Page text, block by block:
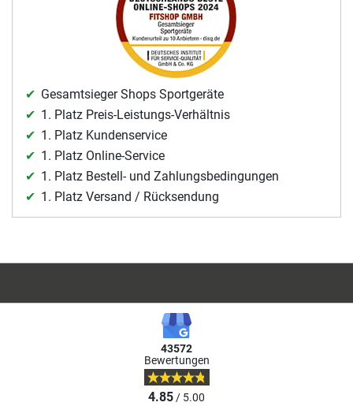
Gesamtsieger Shops Sportgeräte
1. Platz Preis-Leistungs-Verhältnis
1. Platz Kundenservice
1. Platz Online-Service
1. Platz Bestell- und Zahlungsbedingungen
1. Platz Versand / Rücksendung
43572
Bewertungen
4.85/ 5.00